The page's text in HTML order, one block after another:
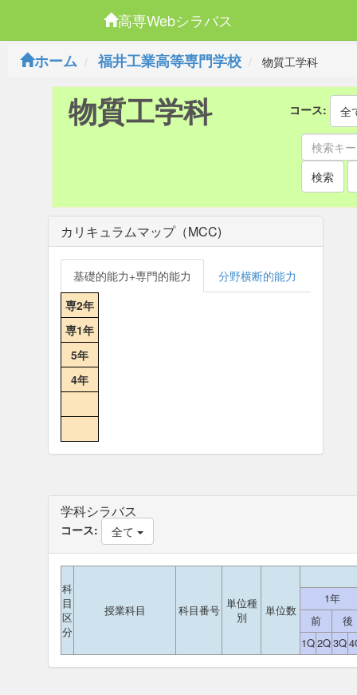
高専Webシラバス
ホーム
福井工業高等専門学校 物質工学科
物質工学科 コース: 全
検索
カリキュラムマップ（MCC)
基礎的能力+専門的能力
分野横断的能力
専2年
専1年
5年
4年
学科シラバス
コース: 全て
科
目
区
分
授業科目 科目番号 単位種
別
単位数
1年
前
後
1Q2Q3Q